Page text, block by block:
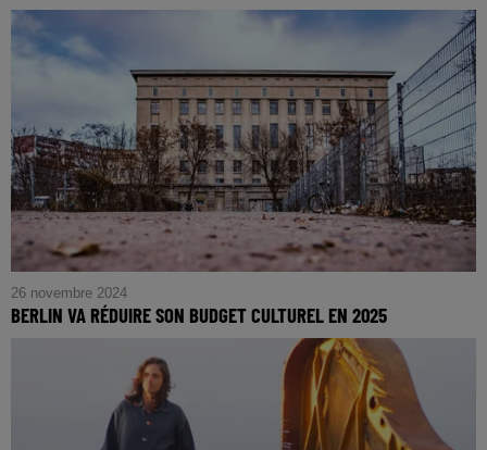
26 novembre 2024
BERLIN VA RÉDUIRE SON BUDGET CULTUREL EN 2025